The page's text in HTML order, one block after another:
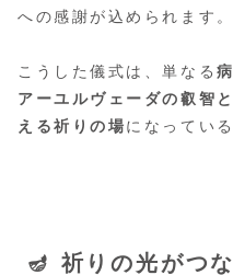
への感謝が込められます。
こうした儀式は、単なる
アーユルヴェーダの叡智
える祈りの場になってい
🪔 祈りの光がつ